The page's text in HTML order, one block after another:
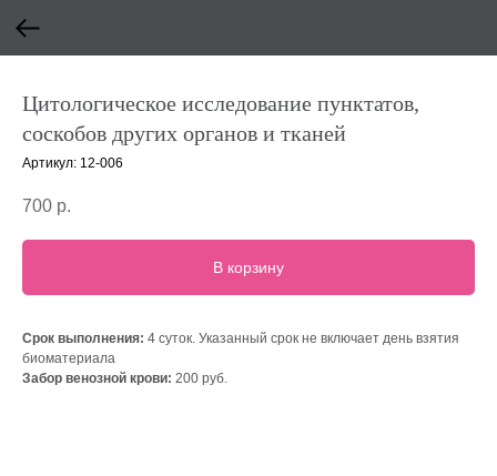
Цитологическое исследование пунктатов,
соскобов других органов и тканей
Артикул: 12-006
700 р.
В корзину
Срок выполнения: 4 суток. Указанный срок не включает день взятия
биоматериала
Забор венозной крови: 200 руб.